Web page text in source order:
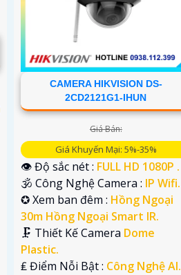
CAMERA HIKVISION DS-
2CD2121G1-IHUN
Giá Bán:
Giá Khuyến Mại: 5%-35%
👁 Độ sắc nét : FULL HD 1080P .
🕉️ Công Nghệ Camera : IP Wifi.
✪ Xem ban đêm : Hồng Ngoại
30m Hồng Ngoại Smart IR.
🗜️ Thiết Kế Camera Dome
Plastic.
️₤ Điểm Nỗi Bật : Công Nghệ AI.